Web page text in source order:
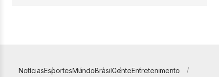
NotíciasEsportesMundoBrasilGenteEntretenimento